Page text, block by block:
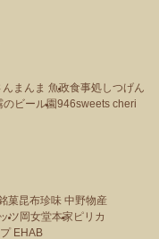
んまんま 魚政食事処しつげん
のビール園946sweets cheri
菓昆布珍味 中野物産
ツ 岡女堂本家 ピリカ
EHAB